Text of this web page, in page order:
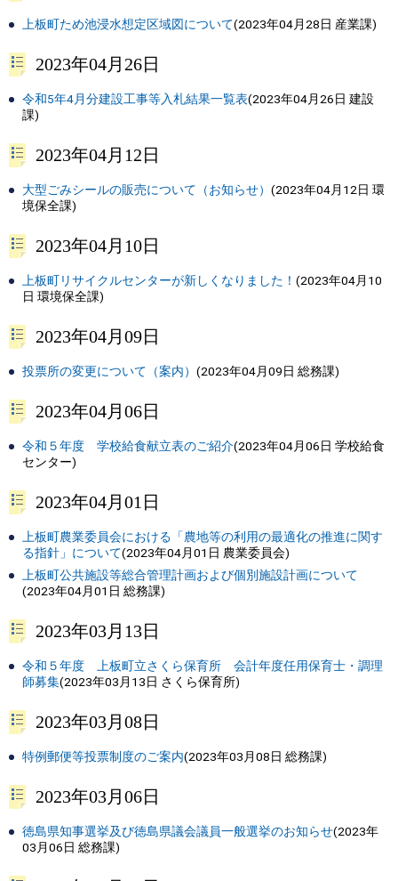
上板町ため池浸水想定区域図について(2023年04月28日 産業課)
2023年04月26日
令和5年4月分建設工事等入札結果一覧表(2023年04月26日 建設
課)
2023年04月12日
大型ごみシールの販売について（お知らせ） (2023年04月12日 環
境保全課)
2023年04月10日
上板町リサイクルセンターが新しくなりました！ (2023年04月10
日 環境保全課)
2023年04月09日
投票所の変更について（案内） (2023年04月09日 総務課)
2023年04月06日
令和５年度 学校給食献立表のご紹介(2023年04月06日 学校給食
センター)
2023年04月01日
上板町農業委員会における「農地等の利用の最適化の推進に関す
る指針」について(2023年04月01日 農業委員会)
上板町公共施設等総合管理計画および個別施設計画について
(2023年04月01日 総務課)
2023年03月13日
令和５年度 上板町立さくら保育所 会計年度任用保育士・調理
師募集(2023年03月13日 さくら保育所)
2023年03月08日
特例郵便等投票制度のご案内(2023年03月08日 総務課)
2023年03月06日
徳島県知事選挙及び徳島県議会議員一般選挙のお知らせ(2023年
03月06日 総務課)